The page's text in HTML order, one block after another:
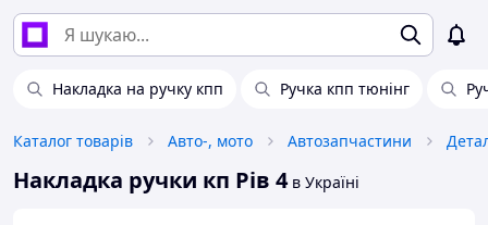
Накладка на ручку кпп Ручка кпп тюнінг
Каталог товарів Авто-, мото Автозапчастини
Накладка ручки кп Рів 4 в Україні